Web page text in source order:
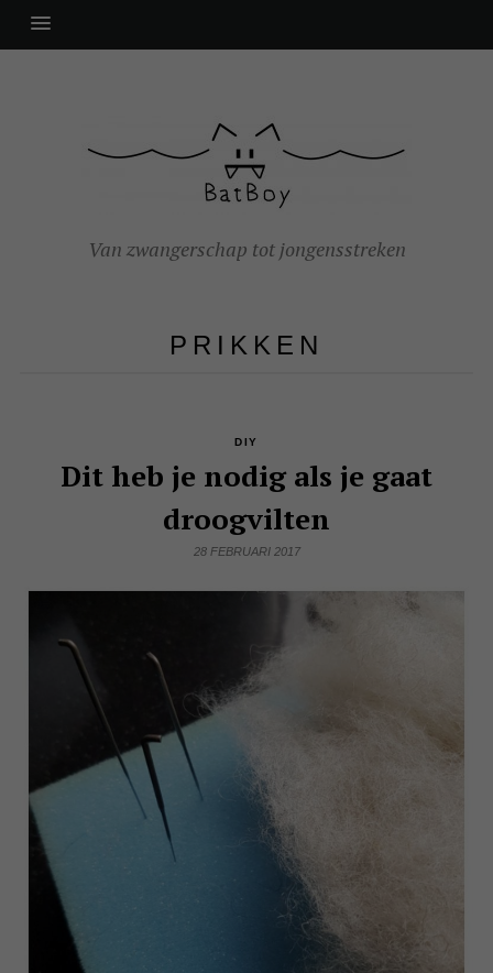
Van zwangerschap tot jongensstreken
PRIKKEN
DIY
Dit heb je nodig als je gaat
droogvilten
28 FEBRUARI 2017